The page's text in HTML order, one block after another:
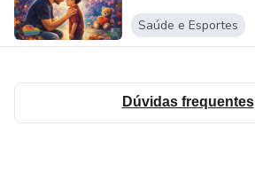
Saúde e Esportes
Dúvidas frequentes